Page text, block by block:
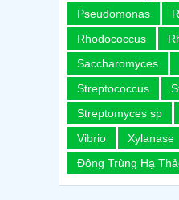
Pseudomonas
Rhodococcus
Saccharomyces
Streptococcus
Streptomyces sp
Vibrio
Xylanase
Đông Trùng Hạ